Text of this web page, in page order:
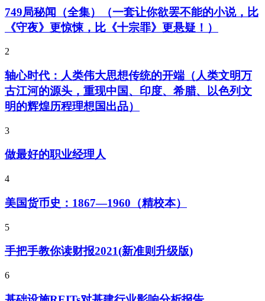
749局秘闻（全集）（一套让你欲罢不能的小说，比
《守夜》更惊悚，比《十宗罪》更悬疑！）
2
轴心时代：人类伟大思想传统的开端（人类文明万
古江河的源头，重现中国、印度、希腊、以色列文
明的辉煌历程理想国出品）
3
做最好的职业经理人
4
美国货币史：1867—1960（精校本）
5
手把手教你读财报2021(新准则升级版)
6